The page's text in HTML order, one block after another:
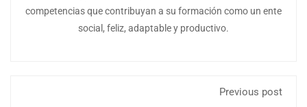
competencias que contribuyan a su formación como un ente
social, feliz, adaptable y productivo.
Previous post